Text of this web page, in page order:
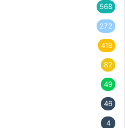
568
272
418
82
49
46
4